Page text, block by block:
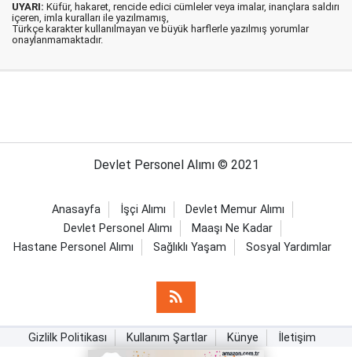
UYARI: Küfür, hakaret, rencide edici cümleler veya imalar, inançlara saldırı
içeren, imla kuralları ile yazılmamış,
Türkçe karakter kullanılmayan ve büyük harflerle yazılmış yorumlar
onaylanmamaktadır.
Devlet Personel Alımı © 2021
Anasayfa İşçi Alımı
Devlet Memur Alımı
Devlet Personel Alımı
Maaşı Ne Kadar
Hastane Personel Alımı
Sağlıklı Yaşam Sosyal Yardımlar
Gizlilk Politikası Kullanım Şartlar Künye İletişim